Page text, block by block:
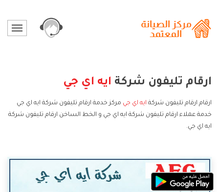
ارقام تليفون شركة ايه اي جي
ارقام ارقام تليفون شركة ايه اي جي مركز خدمة ارقام تليفون شركة ايه اي جي
خدمة عملاء ارقام تليفون شركة ايه اي جي و الخط الساخن ارقام تليفون شركة
ايه اي جي.